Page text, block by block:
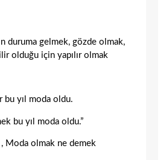
duruma gelmek, gözde olmak,
olduğu için yapılır olmak
bu yıl moda oldu.
bu yıl moda oldu.”
, Moda olmak ne demek